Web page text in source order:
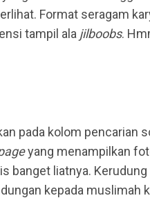
Format seragam
tampil ala jilboobs.
pada kolom pencarian
yang menampilkan
banget liatnya.
kepada muslimah